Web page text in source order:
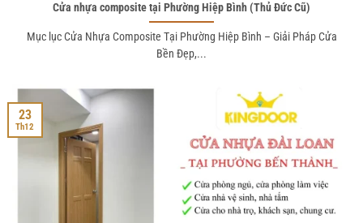
Cửa nhựa composite tại Phường Hiệp Bình (Thủ Đức Cũ)
Mục lục Cửa Nhựa Composite Tại Phường Hiệp Bình – Giải Pháp Cửa
Bền Đẹp,...
23
Th12